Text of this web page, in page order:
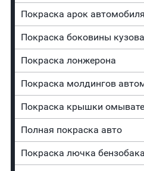
Покраска арок автомобиля
Покраска боковины кузова
Покраска лонжерона
Покраска молдингов
Покраска крышки
Полная покраска авто
Покраска лючка бензобака